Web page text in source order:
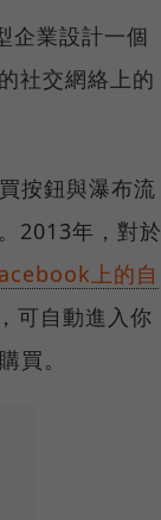
企業設計一個
社交網絡上的
按鈕與瀑布流
2013年，對於
上的自
可自動進入你
買。